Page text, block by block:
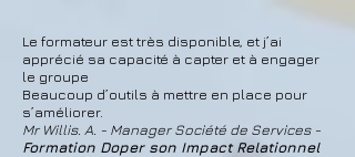
Le formateur est très disponible, et j’ai
apprécié sa capacité à capter et à engager
le groupe
Beaucoup d’outils à mettre en place pour
s’améliorer.
Mr Willis. A. - Manager Société de Services -
Formation Doper son Impact Relationnel